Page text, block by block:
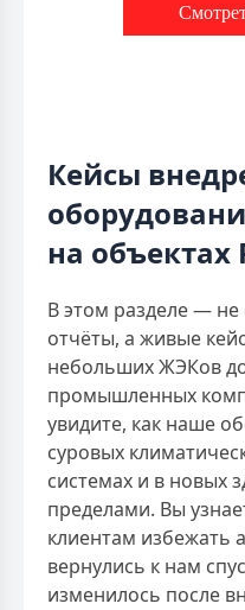
Кейсы
на объектах
В этом разделе — не
отчёты, а живые
небольших ЖЭКов
промышленных
увидите, как наше
суровых
системах и в новых
пределами. Вы
клиентам избежать
вернулись к нам
изменилось после